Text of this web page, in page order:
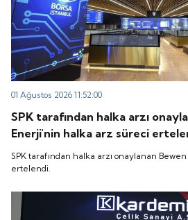
01 Ağustos 2026 11:52:00
SPK tarafından halka arzı
Enerji'nin halka arz süreci
SPK tarafından halka arzı onaylanan
ertelendi.